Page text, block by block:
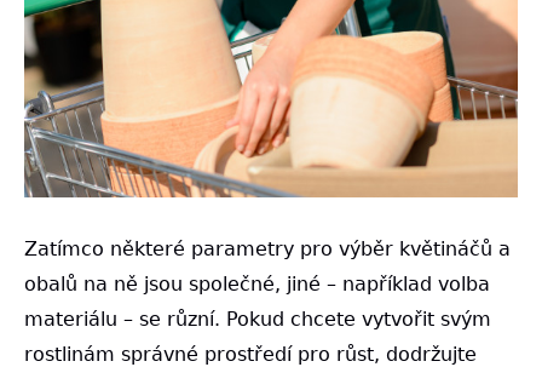
Zatímco některé parametry pro výběr květináčů a
obalů na ně jsou společné, jiné – například volba
materiálu – se různí. Pokud chcete vytvořit svým
rostlinám správné prostředí pro růst, dodržujte